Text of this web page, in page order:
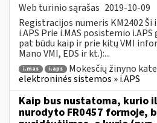
Web turinio sąrašas 2019-10-09
Registracijos numeris KM2402
i.APS Prie i.MAS posistemio
pat būdu kaip ir prie kitų VMI
Mano VMI, EDS ir kt.):...
i.mas i.aps Mokesčių žinyno
elektroninės sistemos » i.APS
Kaip bus nustatoma, kurio
nurodyto FR0457 formoje,